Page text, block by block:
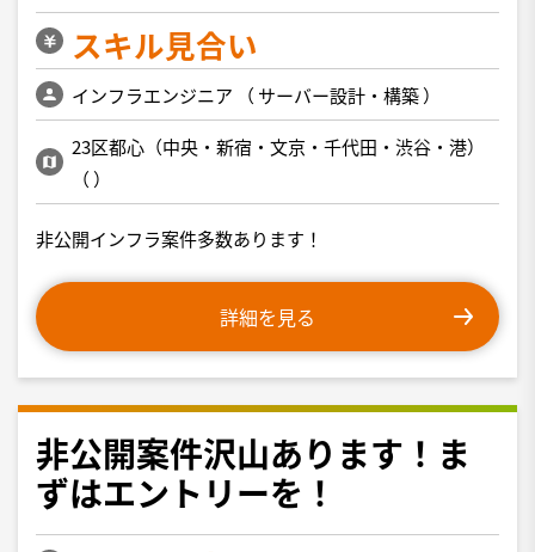
スキル見合い
インフラエンジニア （ サーバー設計・構築）
23区都心（中央・新宿・文京・千代田・渋谷・港）
（ ）
非公開インフラ案件多数あります！
詳細を見る
非公開案件沢山あります！ま
ずはエントリーを！